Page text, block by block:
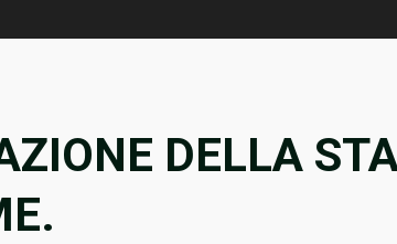
DELLA